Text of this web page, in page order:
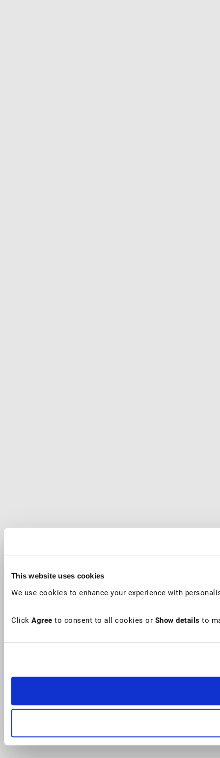
This website uses cookies
We use cookies to enhance your experience with
Click Agree to consent to all cookies or Show details to